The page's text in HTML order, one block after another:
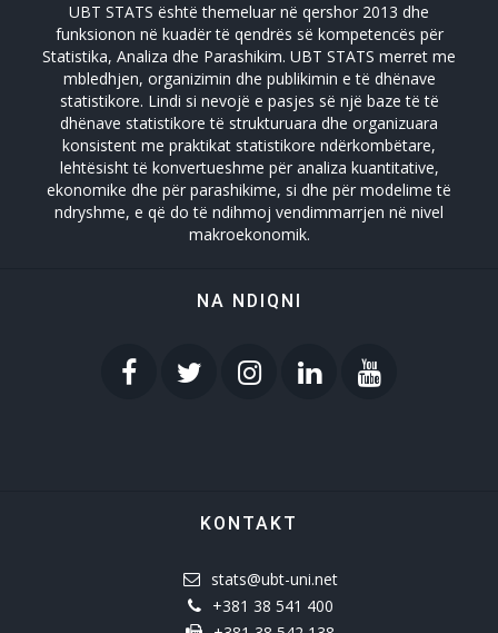
Zhvillimi Social Social Developmet
UBT STATS është themeluar në qershor 2013 dhe
funksionon në kuadër të qendrës së kompetencës për
Statistika, Analiza dhe Parashikim. UBT STATS merret me
mbledhjen, organizimin dhe publikimin e të dhënave
statistikore. Lindi si nevojë e pasjes së një baze të të
dhënave statistikore të strukturuara dhe organizuara
konsistent me praktikat statistikore ndërkombëtare,
lehtësisht të konvertueshme për analiza kuantitative,
ekonomike dhe për parashikime, si dhe për modelime të
ndryshme, e që do të ndihmoj vendimmarrjen në nivel
makroekonomik.
NA NDIQNI
KONTAKT
stats@ubt-uni.net
+381 38 541 400